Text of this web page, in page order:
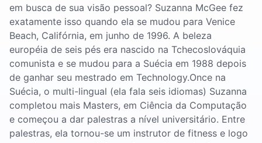
em busca de sua visão pessoal? Suzanna McGee fez
exatamente isso quando ela se mudou para Venice
Beach, Califórnia, em junho de 1996. A beleza
européia de seis pés era nascido na Tchecoslováquia
comunista e se mudou para a Suécia em 1988 depois
de ganhar seu mestrado em Technology.Once na
Suécia, o multi-lingual (ela fala seis idiomas) Suzanna
completou mais Masters, em Ciência da Computação
e começou a dar palestras a nível universitário. Entre
palestras, ela tornou-se um instrutor de fitness e logo